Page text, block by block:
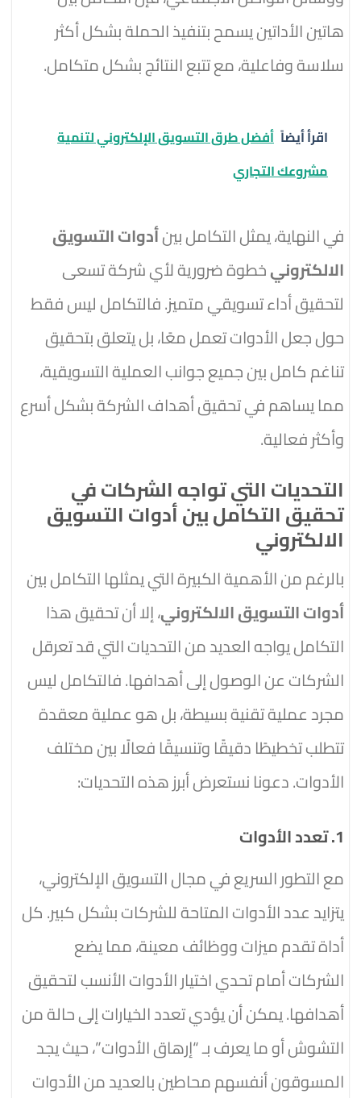
هاتين الأداتين يسمح بتنفيذ الحملة بشكل أكثر
سلاسة وفاعلية، مع تتبع النتائج بشكل متكامل.
اقرأ أيضاً أفضل طرق التسويق الإلكتروني لتنمية
مشروعك التجاري
في النهاية، يمثل التكامل بينأدوات التسويق
الالكترونيخطوة ضرورية لأي شركة تسعى
لتحقيق أداء تسويقي متميز. فالتكامل ليس فقط
حول جعل الأدوات تعمل معًا، بل يتعلق بتحقيق
تناغم كامل بين جميع جوانب العملية التسويقية،
مما يساهم في تحقيق أهداف الشركة بشكل أسرع
وأكثر فعالية.
التحديات التي تواجه الشركات في
تحقيق التكامل بين أدوات التسويق
الالكتروني
بالرغم من الأهمية الكبيرة التي يمثلها التكامل بين
أدوات التسويق الالكتروني، إلا أن تحقيق هذا
التكامل يواجه العديد من التحديات التي قد تعرقل
الشركات عن الوصول إلى أهدافها. فالتكامل ليس
مجرد عملية تقنية بسيطة، بل هو عملية معقدة
تتطلب تخطيطًا دقيقًا وتنسيقًا فعالًا بين مختلف
الأدوات. دعونا نستعرض أبرز هذه التحديات:
1. تعدد الأدوات
مع التطور السريع في مجال التسويق الإلكتروني،
يتزايد عدد الأدوات المتاحة للشركات بشكل كبير. كل
أداة تقدم ميزات ووظائف معينة، مما يضع
الشركات أمام تحدي اختيار الأدوات الأنسب لتحقيق
أهدافها. يمكن أن يؤدي تعدد الخيارات إلى حالة من
التشوش أو ما يعرف بـ “إرهاق الأدوات”، حيث يجد
المسوقون أنفسهم محاطين بالعديد من الأدوات